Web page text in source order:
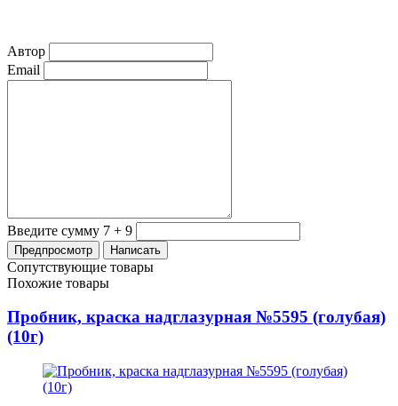
Автор
Email
Введите сумму 7 + 9
Сопутствующие товары
Похожие товары
Пробник, краска надглазурная №5595 (голубая)
(10г)